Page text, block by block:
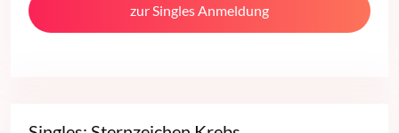
zur Singles Anmeldung